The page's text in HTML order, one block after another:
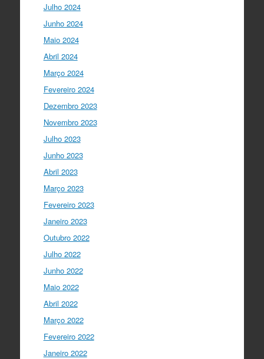
Ciência Viva
"Hoje fazemos parte de equipas
europeias multidisciplinares que têm
um objetivo comum: a resolução de
problemas mun…
twitter.com/i/web/status/1…
Ciência Viva
“O impacto dos jovens investigadores,
como eu, na sociedade é hoje muito
fecha…
Ciência Viva
cultura científica no futuro da Europa
em direto do
twitter.com/i/web/status/1…
I Gulbenkian Ciência
@EMBO
@ERC_Research
@IGCiencia
Julho 2024
Junho 2024
Maio 2024
Abril 2024
Março 2024
Fevereiro 2024
Dezembro 2023
Novembro 2023
Julho 2023
Junho 2023
Abril 2023
Março 2023
Fevereiro 2023
Janeiro 2023
Outubro 2022
Julho 2022
Junho 2022
Maio 2022
Abril 2022
Março 2022
Fevereiro 2022
Janeiro 2022